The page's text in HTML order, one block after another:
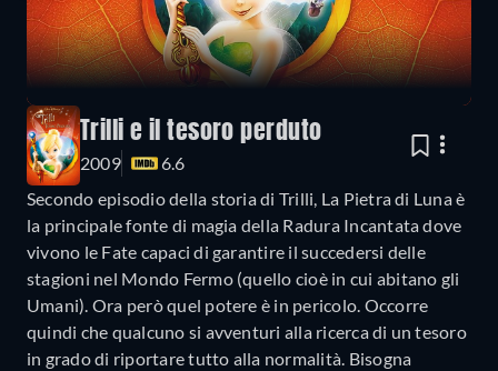
Trilli e il tesoro perduto
2009
6.6
Secondo episodio della storia di Trilli, La Pietra di Luna è
la principale fonte di magia della Radura Incantata dove
vivono le Fate capaci di garantire il succedersi delle
stagioni nel Mondo Fermo (quello cioè in cui abitano gli
Umani). Ora però quel potere è in pericolo. Occorre
quindi che qualcuno si avventuri alla ricerca di un tesoro
in grado di riportare tutto alla normalità. Bisogna